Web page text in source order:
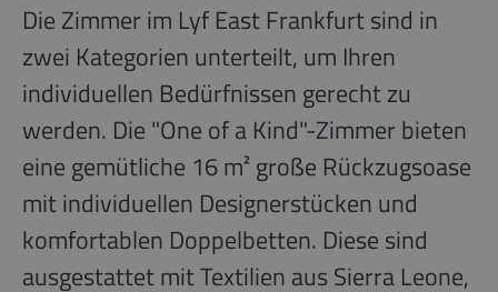
Die Zimmer im Lyf East Frankfurt sind in
zwei Kategorien unterteilt, um Ihren
individuellen Bedürfnissen gerecht zu
werden. Die "One of a Kind"-Zimmer bieten
eine gemütliche 16 m² große Rückzugsoase
mit individuellen Designerstücken und
komfortablen Doppelbetten. Diese sind
ausgestattet mit Textilien aus Sierra Leone,